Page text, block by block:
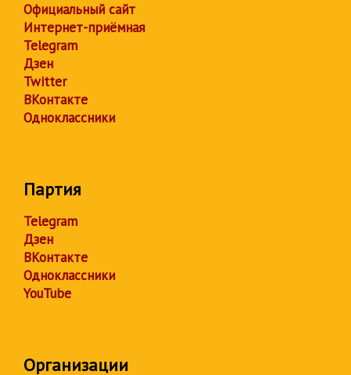
Официальный сайт
Интернет-приёмная
Telegram
Дзен
Twitter
ВКонтакте
Одноклассники
Партия
Telegram
Дзен
ВКонтакте
Одноклассники
YouTube
Организации